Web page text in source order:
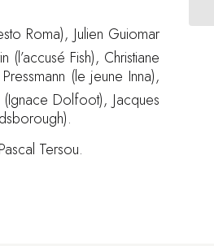
Roma), Julien Guiomar
Fish), Christiane
(le jeune Inna),
(Ignace Dolfoot), Jacques
Tersou.